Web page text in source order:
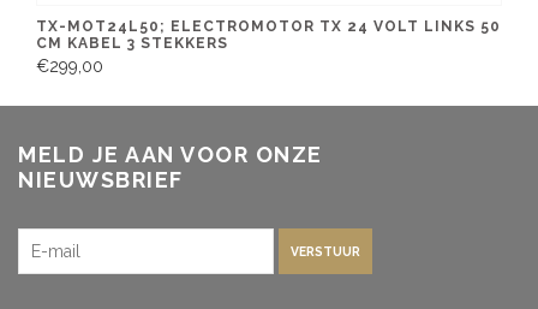
TX-MOT24L50; ELECTROMOTOR TX 24 VOLT LINKS 50
CM KABEL 3 STEKKERS
€299,00
MELD JE AAN VOOR ONZE
NIEUWSBRIEF
VERSTUUR